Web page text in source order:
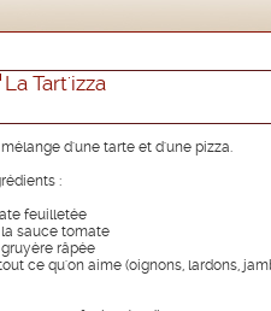
La Tart'izza
d'une tarte et d'une pizza.
:
feuilletée
sauce tomate
râpée
ce qu'on aime (oignons, lardons,